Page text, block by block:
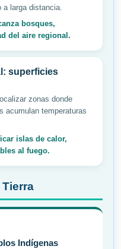
a larga distancia.
bosques,
del aire regional.
superficies
zonas donde
acumulan temperaturas
islas de calor,
al fuego.
Indígenas